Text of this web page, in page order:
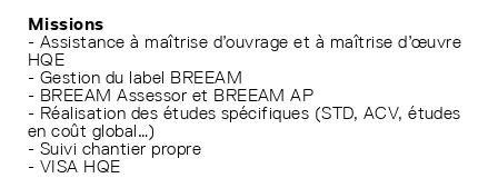
Missions
- Assistance à maîtrise d’ouvrage et à maîtrise d’œuvre
HQE
- Gestion du label BREEAM
- BREEAM Assessor et BREEAM AP
- Réalisation des études spécifiques (STD, ACV, études
en coût global…)
- Suivi chantier propre
- VISA HQE